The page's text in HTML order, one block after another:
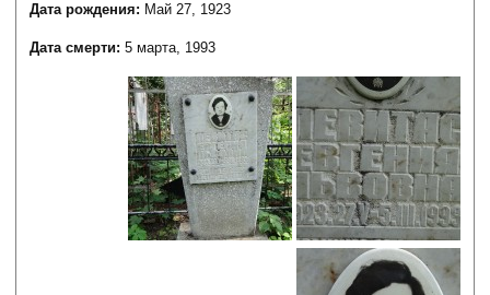
Дата рождения: Май 27, 1923
Дата смерти:5 марта, 1993